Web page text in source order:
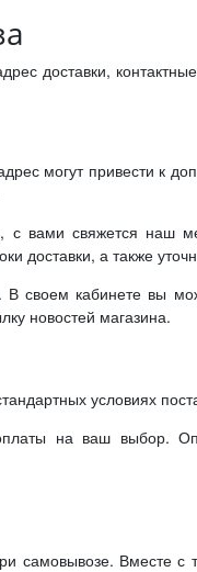
доставки,
могут привести к
с вами свяжется наш
доставки, а также
В своем кабинете вы
новостей магазина.
условиях
на ваш выбор.
самовывозе. Вместе